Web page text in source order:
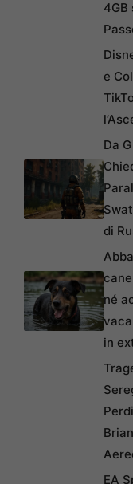
4GB
e
Da
di
né
in
EA